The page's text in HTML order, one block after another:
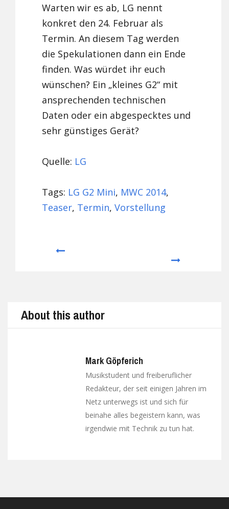
Warten wir es ab, LG nennt
konkret den 24. Februar als
Termin. An diesem Tag werden
die Spekulationen dann ein Ende
finden. Was würdet ihr euch
wünschen? Ein „kleines G2“ mit
ansprechenden technischen
Daten oder ein abgespecktes und
sehr günstiges Gerät?
Quelle: LG
Tags: LG G2 Mini, MWC 2014,
Teaser, Termin,Vorstellung
About this author
Mark Göpferich
Musikstudent und freiberuflicher
Redakteur, der seit einigen Jahren im
Netz unterwegs ist und sich für
beinahe alles begeistern kann, was
irgendwie mit Technik zu tun hat.